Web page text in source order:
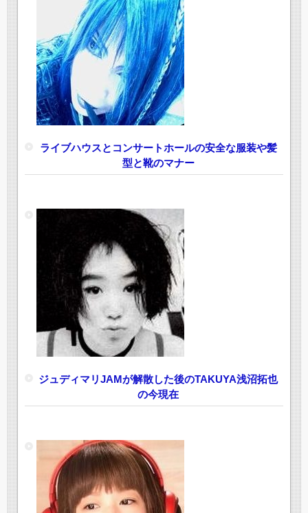
ライブハウスとコンサートホールの安全な服装や髪
型と靴のマナー
ジュディマリJAMが解散した後のTAKUYA浅沼拓也
の今現在